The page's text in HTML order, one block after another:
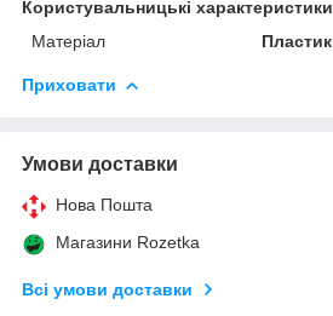
Користувальницькі характеристики
Матеріал
Пластик
Приховати
Умови доставки
Нова Пошта
Магазини Rozetka
Всі умови доставки